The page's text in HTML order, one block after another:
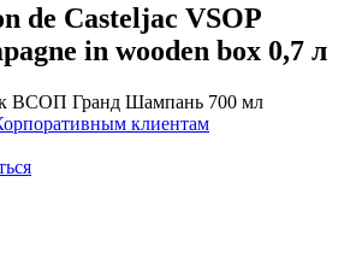
de Casteljac VSOP
in wooden box 0,7 л
ВСОП Гранд Шампань 700 мл
клиентам